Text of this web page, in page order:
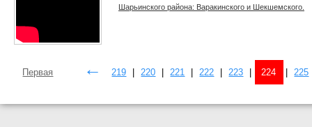
Шарьинского района: Варакинского и Шекшемского.
Первая ← 219 220 221 222 223 224 225